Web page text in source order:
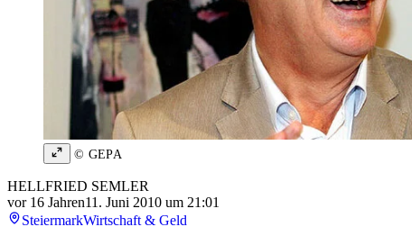
© GEPA
HELLFRIED SEMLER
vor 16 Jahren11. Juni 2010 um 21:01
SteiermarkWirtschaft & Geld